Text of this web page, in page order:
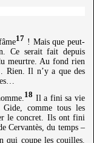
17 ! Mais que peut-
Ce serait fait depuis
meurtre. Au fond rien
Rien. Il n’y a que des
18 Il a fini sa vie
comme tous les
le concret. Ils ont fini
Cervantès, du temps –
qui coupe les couilles.